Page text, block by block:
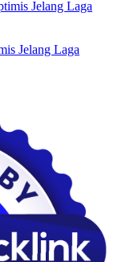
Jelang Laga